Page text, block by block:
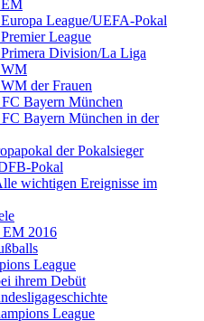
EM
League/UEFA-Pokal
League
Division/La Liga
WM
der Frauen
Bayern München
Bayern München in der
der Pokalsieger
Pokal
wichtigen Ereignisse im
EM 2016
League
ihrem Debüt
League